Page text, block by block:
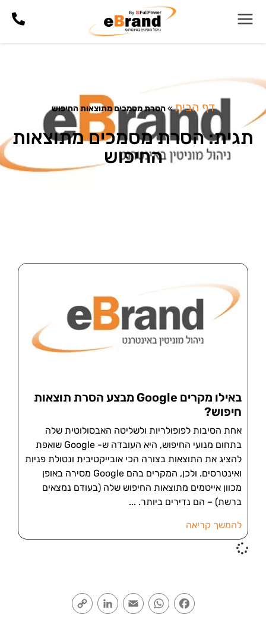
דף הבית»הסרת מסמכים מתוצאות החיפוש
תגית: הסרת מסמכים מתוצאות
החיפוש
באילו מקרים Google מבצע הסרת תוצאות
חיפוש?
אחת הסיבות לפופולריות ולשליטה האבסולוטית שלה
בתחום מנועי החיפוש, היא העובדה ש- Google שואפת
להציג את התוצאות בצורה הכי אובייקטיבית ונטולת פניות
ואינטרסים. ולכן, המקרים בהם Google מסירה באופן
מכוון אייטמים מתוצאות החיפוש שלה (בעודם נמצאים
ברשת) – הם נדירים ביותר.
להמשך קריאה
Facebook
WhatsApp
Email
LinkedIn